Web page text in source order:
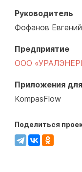
Руководитель
Фофанов
Предприятие
ООО
Приложения
KompasFlow
Поделиться